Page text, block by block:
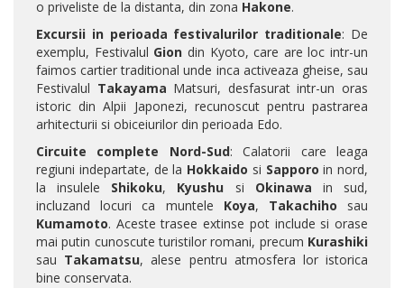
o priveliste de la distanta, din zona Hakone.
Excursii in perioada festivalurilor traditionale: De
exemplu, Festivalul Gion din Kyoto, care are loc intr-un
faimos cartier traditional unde inca activeaza gheise, sau
Festivalul Takayama Matsuri, desfasurat intr-un oras
istoric din Alpii Japonezi, recunoscut pentru pastrarea
arhitecturii si obiceiurilor din perioada Edo.
Circuite complete Nord-Sud: Calatorii care leaga
regiuni indepartate, de la Hokkaido si Sapporo in nord,
la insulele Shikoku, Kyushu si Okinawa in sud,
incluzand locuri ca muntele Koya, Takachiho sau
Kumamoto. Aceste trasee extinse pot include si orase
mai putin cunoscute turistilor romani, precum Kurashiki
sau Takamatsu, alese pentru atmosfera lor istorica
bine conservata.